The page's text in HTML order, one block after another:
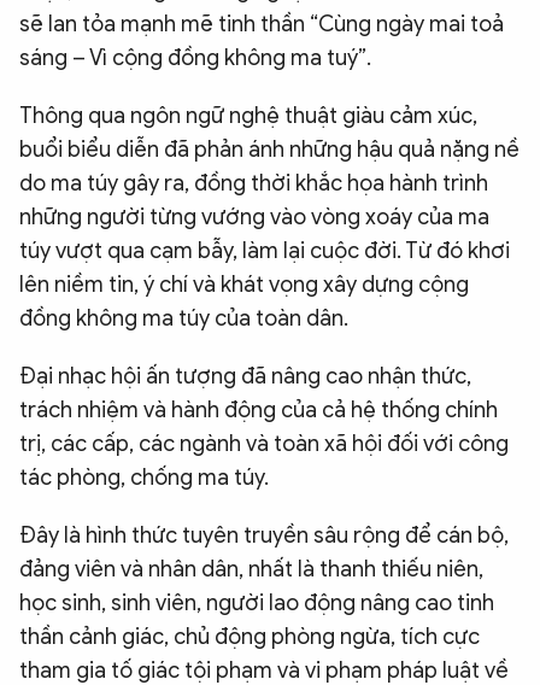
sẽ lan tỏa mạnh mẽ tinh thần “Cùng ngày mai toả
sáng – Vì cộng đồng không ma tuý”.
Thông qua ngôn ngữ nghệ thuật giàu cảm xúc,
buổi biểu diễn đã phản ánh những hậu quả nặng nề
do ma túy gây ra, đồng thời khắc họa hành trình
những người từng vướng vào vòng xoáy của ma
túy vượt qua cạm bẫy, làm lại cuộc đời. Từ đó khơi
lên niềm tin, ý chí và khát vọng xây dựng cộng
đồng không ma túy của toàn dân.
Đại nhạc hội ấn tượng đã nâng cao nhận thức,
trách nhiệm và hành động của cả hệ thống chính
trị, các cấp, các ngành và toàn xã hội đối với công
tác phòng, chống ma túy.
Đây là hình thức tuyên truyền sâu rộng để cán bộ,
đảng viên và nhân dân, nhất là thanh thiếu niên,
học sinh, sinh viên, người lao động nâng cao tinh
thần cảnh giác, chủ động phòng ngừa, tích cực
tham gia tố giác tội phạm và vi phạm pháp luật về